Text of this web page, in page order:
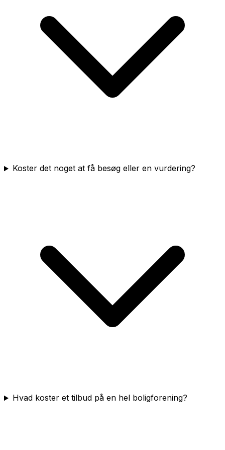
Koster det noget at få besøg eller en vurdering?
Hvad koster et tilbud på en hel boligforening?